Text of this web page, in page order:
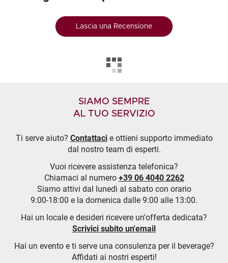
Lascia una Recensione
SIAMO SEMPRE
AL TUO SERVIZIO
Ti serve aiuto? Contattacie ottieni supporto immediato
dal nostro team di esperti.
Vuoi ricevere assistenza telefonica?
Chiamaci al numero +39 06 4040 2262
Siamo attivi dal lunedì al sabato con orario
9:00-18:00 e la domenica dalle 9:00 alle 13:00.
Hai un locale e desideri ricevere un'offerta dedicata?
Scrivici subito un'email
Hai un evento e ti serve una consulenza per il beverage?
Affidati ai nostri esperti!